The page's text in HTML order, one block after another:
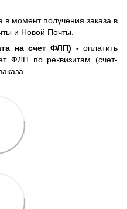
в момент получения заказа в
и Новой Почты.
на счет ФЛП) -оплатить
ФЛП по реквизитам (счет-